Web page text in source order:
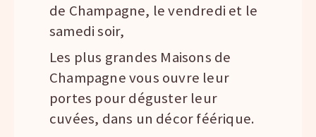
de Champagne, le vendredi et le
samedi soir,
Les plus grandes Maisons de
Champagne vous ouvre leur
portes pour déguster leur
cuvées, dans un décor féérique.